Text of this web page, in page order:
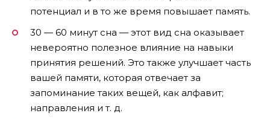
потенциал и в то же время повышает память.
30 — 60 минут сна — этот вид сна оказывает
невероятно полезное влияние на навыки
принятия решений. Это также улучшает часть
вашей памяти, которая отвечает за
запоминание таких вещей, как алфавит;
направления и т. д.